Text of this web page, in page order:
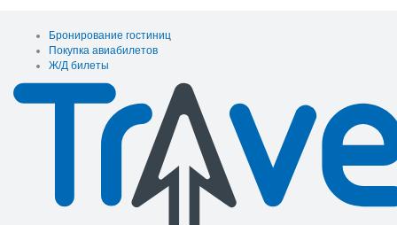
Бронирование гостиниц
Покупка авиабилетов
Ж/Д билеты